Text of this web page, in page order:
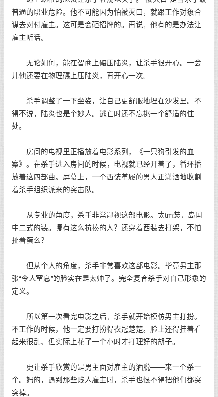
普通的职业危险。他不可能因为怕被灭口，就跟工作对象合
谋去对付雇主。这可是会砸招牌的。再说，他有的是办法让
雇主听话。
无论如何，能在智商上碾压陆炎，让杀手很开心。一会
儿他还要在物理碾上压陆炎，再开心一次。
杀手调整了一下坐姿，让自己更舒服地埋在沙发里。不
得不说，陆炎也是个妙人。逃亡时还不忘挑一个舒适的住
处。
房间的电视里正播放着电影系列，《一只狗引发的血
案》。在杀手进入房间的时候，电视就已经开着了，循环播
放着这四部曲。屏幕上，一个西装革履的男人正潇洒地收割
着杀手组织派来的突击队。
从专业的角度，杀手非常鄙视这部电影。太tm装，岛国
中二式的装。哪有这么抗揍的人？还穿着西装去打架，不怕
扯着蛋么？
但从个人的角度，杀手非常喜欢这部电影。毕竟男主那
张“令人窒息”的脸实在是太帅了。完全复合杀手对自己形象的
定义。
所以第一次看完电影之后，杀手就开始模仿男主打扮。
不工作的时候，他一定要打扮得衣冠楚楚。脸上还得挂着看
起来很乱、但实际上花了一个小时才打理好的胡子。
更让杀手欣赏的是男主面对雇主的洒脱——来一个杀一
个。妈的，遇到那些贱人雇主时，杀手也恨不得把他们都突
突掉。